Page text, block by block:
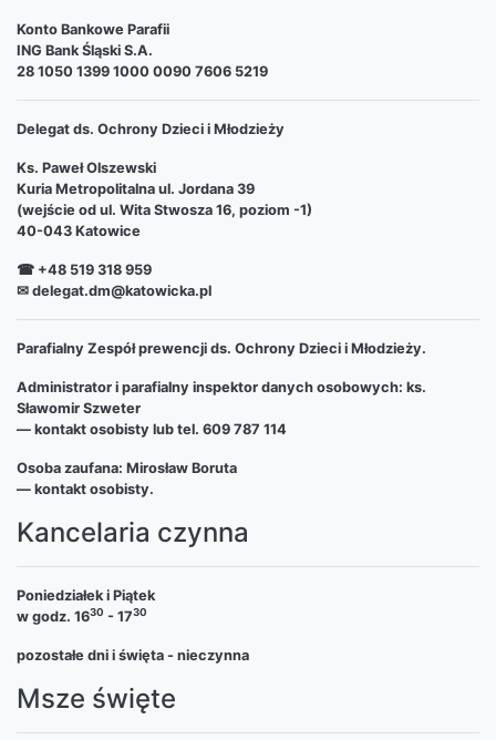
Konto Bankowe Parafii
ING Bank Śląski S.A.
28 1050 1399 1000 0090 7606 5219
Delegat ds. Ochrony Dzieci i Młodzieży
Ks. Paweł Olszewski
Kuria Metropolitalna ul. Jordana 39
(wejście od ul. Wita Stwosza 16, poziom -1)
40-043 Katowice
☎ +48 519 318 959
✉ delegat.dm@katowicka.pl
Parafialny Zespół prewencji ds. Ochrony Dzieci i Młodzieży.
Administrator i parafialny inspektor danych osobowych: ks.
Sławomir Szweter
— kontakt osobisty lub tel. 609 787 114
Osoba zaufana: Mirosław Boruta
— kontakt osobisty.
Kancelaria czynna
Poniedziałek i Piątek
w godz. 1630 - 1730
pozostałe dni i święta - nieczynna
Msze święte